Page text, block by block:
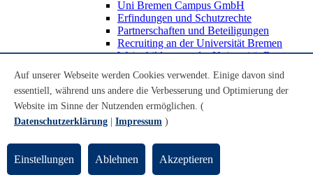
Uni Bremen Campus GmbH
Erfindungen und Schutzrechte
Partnerschaften und Beteiligungen
Recruiting an der Universität Bremen
Weiterbildung an der Universität Bremen
Schülerinnen und Schüler
MINT-Schnupperstudium
Schulklassen
Lehrkräfte
UniTransfer - Servicestelle für Transferaktivitäten
Transfermagazin der Universität Bremen
Auf unserer Webseite werden Cookies verwendet. Einige davon sind
essentiell, während uns andere die Verbesserung und Optimierung der
Website im Sinne der Nutzenden ermöglichen. (
Datenschutzerklärung
Impressum )
Einstellungen Ablehnen Akzeptieren